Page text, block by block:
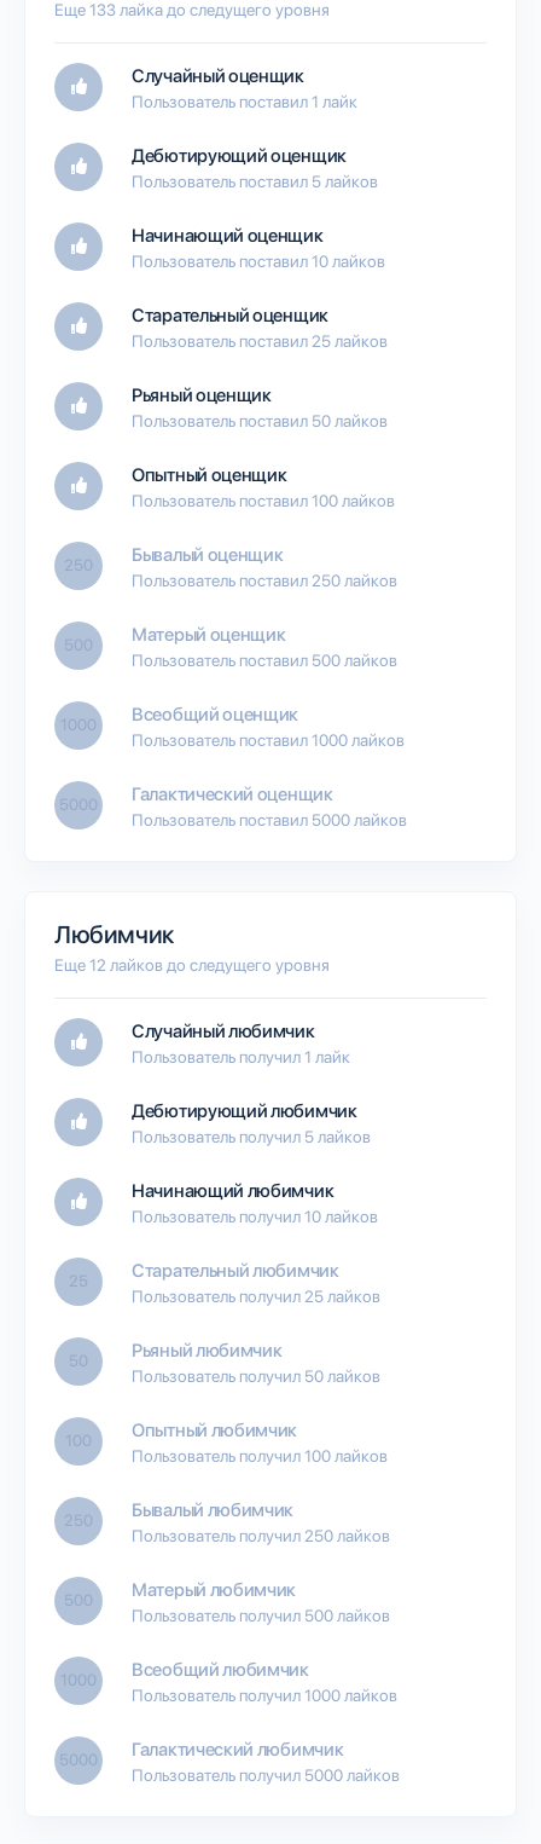
Еще 133 лайка до следущего уровня
Случайный оценщик
Пользователь поставил 1 лайк
Дебютирующий оценщик
Пользователь поставил 5 лайков
Начинающий оценщик
Пользователь поставил 10 лайков
Старательный оценщик
Пользователь поставил 25 лайков
Рьяный оценщик
Пользователь поставил 50 лайков
Опытный оценщик
Пользователь поставил 100 лайков
250 Бывалый оценщик
Пользователь поставил 250 лайков
500 Матерый оценщик
Пользователь поставил 500 лайков
1000 Всеобщий оценщик
Пользователь поставил 1000 лайков
5000 Галактический оценщик
Пользователь поставил 5000 лайков
Любимчик
Еще 12 лайков до следущего уровня
Случайный любимчик
Пользователь получил 1 лайк
Дебютирующий любимчик
Пользователь получил 5 лайков
Начинающий любимчик
Пользователь получил 10 лайков
25 Старательный любимчик
Пользователь получил 25 лайков
50 Рьяный любимчик
Пользователь получил 50 лайков
100 Опытный любимчик
Пользователь получил 100 лайков
250 Бывалый любимчик
Пользователь получил 250 лайков
500 Матерый любимчик
Пользователь получил 500 лайков
1000 Всеобщий любимчик
Пользователь получил 1000 лайков
5000 Галактический любимчик
Пользователь получил 5000 лайков